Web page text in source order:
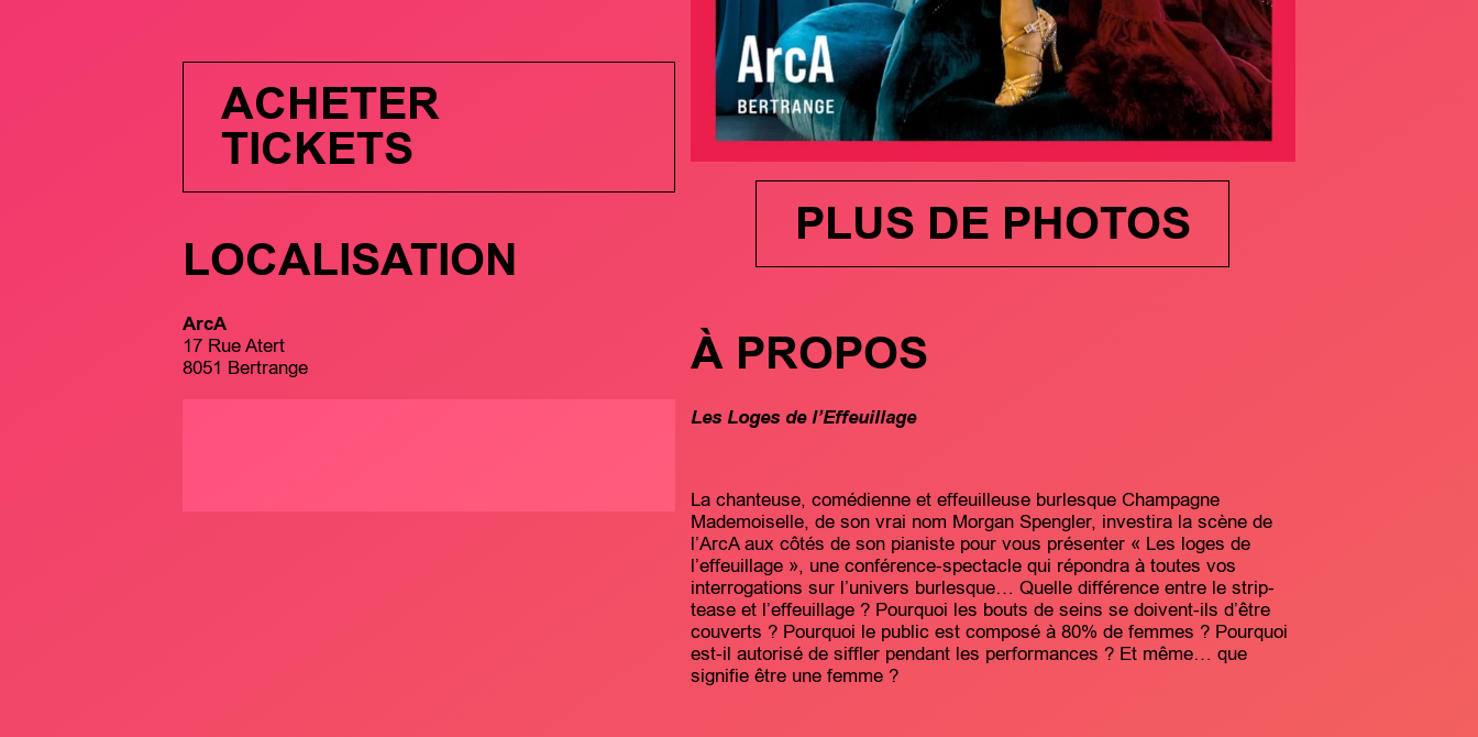
ACHETER
TICKETS
LOCALISATION
ArcA
17 Rue Atert
8051 Bertrange
PLUS DE PHOTOS
À PROPOS
Les Loges de l’Effeuillage
La chanteuse, comédienne et effeuilleuse burlesque Champagne
Mademoiselle, de son vrai nom Morgan Spengler, investira la scène de
l’ArcA aux côtés de son pianiste pour vous présenter « Les loges de
l’effeuillage », une conférence-spectacle qui répondra à toutes vos
interrogations sur l’univers burlesque… Quelle différence entre le strip-
tease et l’effeuillage ? Pourquoi les bouts de seins se doivent-ils d’être
couverts ? Pourquoi le public est composé à 80% de femmes ? Pourquoi
est-il autorisé de siffler pendant les performances ? Et même… que
signifie être une femme ?